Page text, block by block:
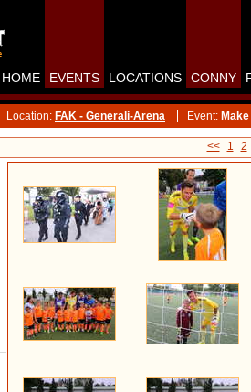
HOME EVENTS LOCATIONS CONNY
Location: FAK - Generali-Arena Event:
<< 1 2